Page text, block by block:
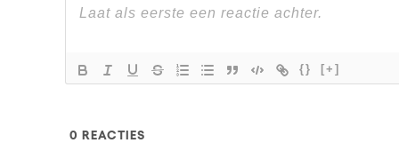
{} [+]
0 REACTIES